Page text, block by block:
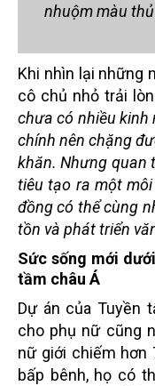
nhuộm màu
Khi nhìn lại những
cô chủ nhỏ trải
chưa có nhiều kinh
chính nên chặng
khăn. Nhưng quan
tiêu tạo ra một
đồng có thể cùng
tồn và phát triển
Sức sống mới
tầm châu Á
Dự án của Tuyền
cho phụ nữ cũng
nữ giới chiếm hơn
bấp bênh, họ có